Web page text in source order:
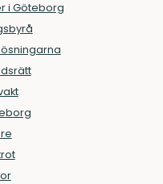
i Göteborg